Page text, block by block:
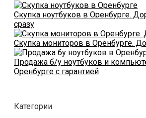
Скупка ноутбуков в Оренбурге.
сразу
Скупка мониторов в Оренбурге.
Продажа б/у ноутбуков и
Оренбурге с гарантией
Категории